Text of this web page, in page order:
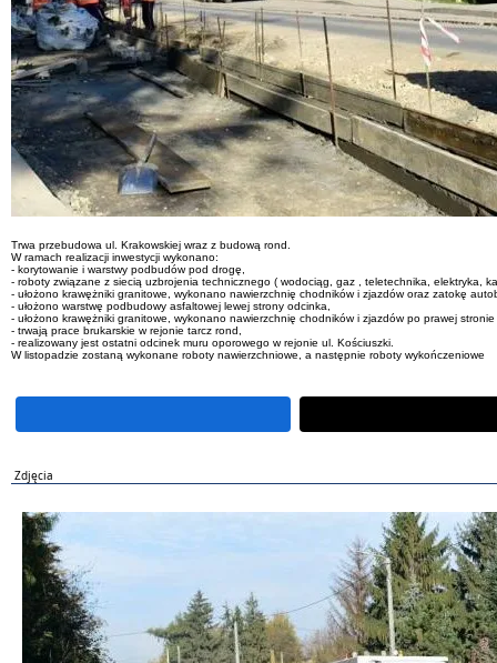
Trwa przebudowa ul. Krakowskiej wraz z budową rond.
W ramach realizacji inwestycji wykonano:
- korytowanie i warstwy podbudów pod drogę,
- roboty związane z siecią uzbrojenia technicznego ( wodociąg, gaz , teletechnika, elektryka,
- ułożono krawężniki granitowe, wykonano nawierzchnię chodników i zjazdów oraz zatokę
- ułożono warstwę podbudowy asfaltowej lewej strony odcinka,
- ułożono krawężniki granitowe, wykonano nawierzchnię chodników i zjazdów po prawej
- trwają prace brukarskie w rejonie tarcz rond,
- realizowany jest ostatni odcinek muru oporowego w rejonie ul. Kościuszki.
W listopadzie zostaną wykonane roboty nawierzchniowe, a następnie roboty wykończeniowe
Zdjęcia